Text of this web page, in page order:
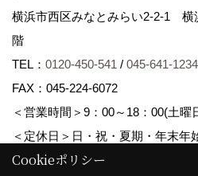
横浜市西区みなとみらい2-2-1 横
階
TEL： 0120-450-541 / 045-641-1234
FAX：045-224-6072
＜営業時間＞9：00～18：00(土
＜定休日＞日・祝・夏期・年末年
Cookieポリシー